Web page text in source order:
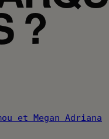
?
et Megan Adriana